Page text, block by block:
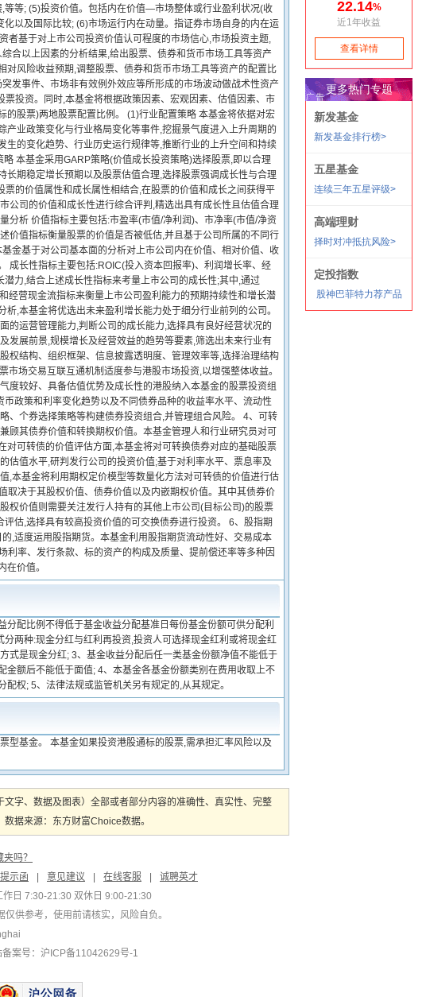
等; (5)投资价值。包括内在价值—市场整体或行业盈利状况(收
以及国际比较; (6)市场运行内在动量。指证券市场自身的内在运
者基于对上市公司投资价值认可程度的市场信心,市场投资主题,
合以上因素的分析结果,给出股票、债券和货币市场工具等资产
风险收益预期,调整股票、债券和货币市场工具等资产的配置比
发事件、市场非有效例外效应等所形成的市场波动做战术性资产
投资。同时,本基金将根据政策因素、宏观因素、估值因素、市
股票)两地股票配置比例。 (1)行业配置策略 本基金将依据对宏
业政策变化与行业格局变化等事件,挖掘景气度进入上升周期的
的变化趋势、行业历史运行规律等,推断行业的上升空间和持续
本基金采用GARP策略(价值成长投资策略)选择股票,即以合理
期稳定增长预期以及股票估值合理,选择股票强调成长性与合理
的价值属性和成长属性相结合,在股票的价值和成长之间获得平
公司的价值和成长性进行综合评判,精选出具有成长性且估值合理
析 价值指标主要包括:市盈率(市值/净利润)、市净率(市值/净资
价值指标衡量股票的价值是否被低估,并且基于公司所属的不同行
金基于对公司基本面的分析对上市公司内在价值、相对价值、收
成长性指标主要包括:ROIC(投入资本回报率)、利润增长率、经
力,结合上述成长性指标来考量上市公司的成长性;其中,通过
经营现金流指标来衡量上市公司盈利能力的预期持续性和增长潜
,本基金将优选出未来盈利增长能力处于细分行业前列的公司。
运营管理能力,判断公司的成长能力,选择具有良好经营状况的
发展前景,规模增长及经营效益的趋势等要素,筛选出未来行业有
权结构、组织框架、信息披露透明度、管理效率等,选择治理结构
场交易互联互通机制适度参与港股市场投资,以增强整体收益。
度较好、具备估值优势及成长性的港股纳入本基金的股票投资组
政策和利率变化趋势以及不同债券品种的收益率水平、流动性
、个券选择策略等构建债券投资组合,并管理组合风险。 4、可转
其债券价值和转换期权价值。本基金管理人和行业研究员对可
可转债的价值评估方面,本基金将对可转换债券对应的基础股票
估值水平,研判发行公司的投资价值;基于对利率水平、票息率及
,本基金将利用期权定价模型等数量化方法对可转债的价值进行估
决于其股权价值、债券价值以及内嵌期权价值。其中其债券价
权价值则需要关注发行人持有的其他上市公司(目标公司)的股票
估,选择具有较高投资价值的可交换债券进行投资。 6、股指期
,适度运用股指期货。本基金利用股指期货流动性好、交易成本
率、发行条款、标的资产的构成及质量、提前偿还率等多种因
价值。
配比例不得低于基金收益分配基准日每份基金份额可供分配利
两种:现金分红与红利再投资,投资人可选择现金红利或将现金红
式是现金分红; 3、基金收益分配后任一类基金份额净值不能低于
额后不能低于面值; 4、本基金各基金份额类别在费用收取上不
权; 5、法律法规或监管机关另有规定的,从其规定。
型基金。 本基金如果投资港股通标的股票,需承担汇率风险以及
字、数据及图表）全部或者部分内容的准确性、真实性、完整
据来源：东方财富Choice数据。
吗？
示函 意见建议 在线客服
诚聘英才
作日 7:30-21:30 双休日 9:00-21:30
供参考，使用前请核实，风险自负。
备案号：沪ICP备11042629号-1